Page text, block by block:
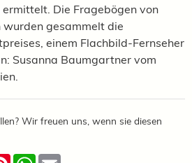
Die Fragebögen von
gesammelt die
einem Flachbild-Fernseher
Susanna Baumgartner vom
Wir freuen uns, wenn sie diesen
PinterestWhatsApp